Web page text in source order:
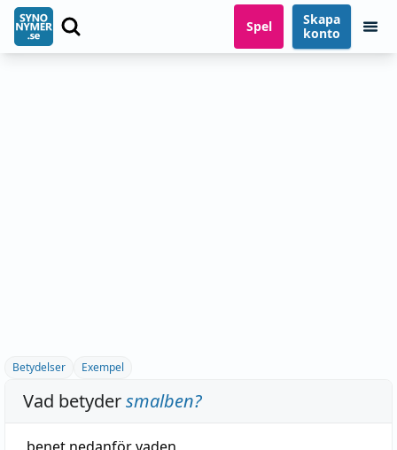
Spel
Skapa
konto
Betydelser Exempel
Vad betydersmalben?